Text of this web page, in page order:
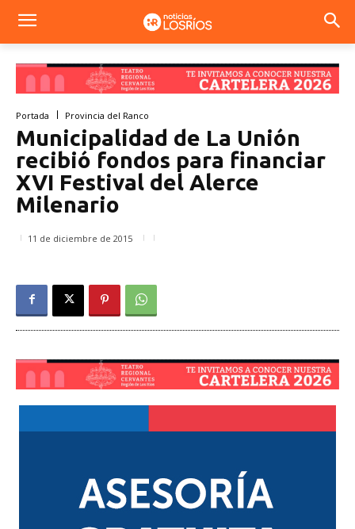
Portada Provincia del Ranco
Municipalidad de La Unión
recibió fondos para financiar
XVI Festival del Alerce
Milenario
11 de diciembre de 2015